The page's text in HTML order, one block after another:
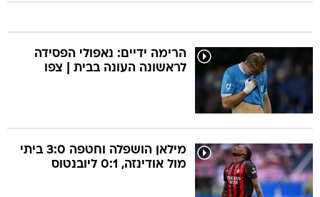
הרימה ידיים: נאפולי הפסידה
לראשונה העונה בבית | צפו
מילאן הושפלה וחטפה 3:0 ביתי
מול אודינזה, 0:1 ליובנטוס